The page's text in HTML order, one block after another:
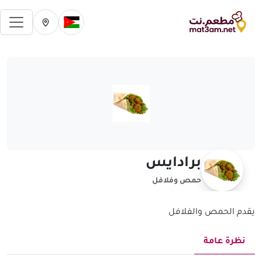
تغيير الدولة الحالية
تغيير المدينة
برادايس
حمص وفلافل
يقدم الحمص والفلافل
نظرة عامة